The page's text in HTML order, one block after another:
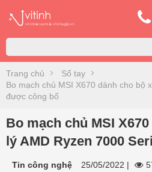
Trang chủ
Sổ tay
Bo mạch chủ MSI X670 dành cho bộ
được công bố
Bo mạch chủ MSI
lý AMD Ryzen 7000
Tin công nghệ 25/05/2022 |